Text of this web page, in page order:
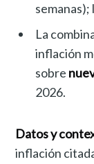
semanas);
La
inflación
sobre
2026.
Datos y
inflación